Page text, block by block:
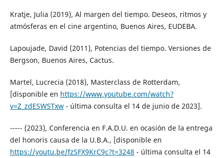
Kratje, Julia (2019), Al margen del tiempo. Deseos, ritmos y
atmósferas en el cine argentino, Buenos Aires, EUDEBA.
Lapoujade, David (2011), Potencias del tiempo. Versiones de
Bergson, Buenos Aires, Cactus.
Martel, Lucrecia (2018), Masterclass de Rotterdam,
[disponible en https://www.youtube.com/watch?
v=Z_zdESWSTxw- última consulta el 14 de junio de 2023].
----- (2023), Conferencia en F.A.D.U. en ocasión de la entrega
del honoris causa de la U.B.A., [disponible en
https://youtu.be/fzSFX9KrC9c?t=3248 - última consulta el 14